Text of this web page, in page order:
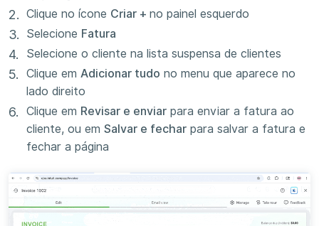
Clique no ícone Criar + no painel esquerdo
Selecione Fatura
Selecione o cliente na lista suspensa de clientes
Clique em Adicionar tudo no menu que aparece no
lado direito
Clique em Revisar e enviar para enviar a fatura ao
cliente, ou em Salvar e fechar para salvar a fatura e
fechar a página